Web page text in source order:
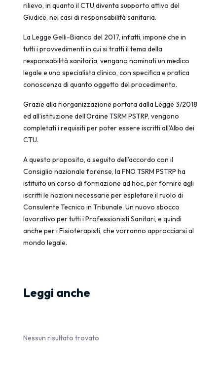
rilievo, in quanto il CTU diventa supporto attivo del
Giudice, nei casi di responsabilità sanitaria.
La Legge Gelli-Bianco del 2017, infatti, impone che in
tutti i provvedimenti in cui si tratti il tema della
responsabilità sanitaria, vengano nominati un medico
legale e uno specialista clinico, con specifica e pratica
conoscenza di quanto oggetto del procedimento.
Grazie alla riorganizzazione portata dalla Legge 3/2018
ed all’istituzione dell’Ordine TSRM PSTRP, vengono
completati i requisiti per poter essere iscritti all’Albo dei
CTU.
A questo proposito, a seguito dell’accordo con il
Consiglio nazionale forense, la FNO TSRM PSTRP ha
istituito un corso di formazione ad hoc, per fornire agli
iscritti le nozioni necessarie per espletare il ruolo di
Consulente Tecnico in Tribunale. Un nuovo sbocco
lavorativo per tutti i Professionisti Sanitari, e quindi
anche per i Fisioterapisti, che vorranno approcciarsi al
mondo legale.
Leggi anche
Nessun risultato trovato